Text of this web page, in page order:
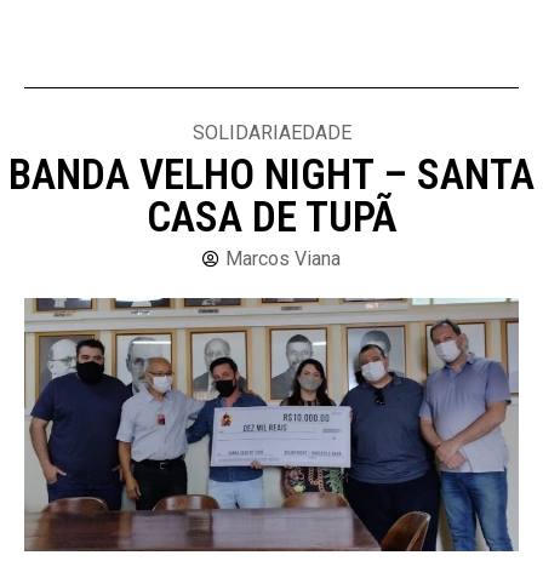
SOLIDARIAEDADE
BANDA VELHO NIGHT – SANTA
CASA DE TUPÃ
Marcos Viana